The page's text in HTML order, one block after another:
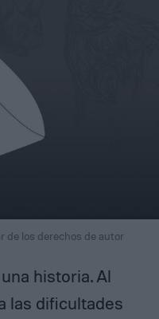
de los derechos de autor
historia. Al
las dificultades